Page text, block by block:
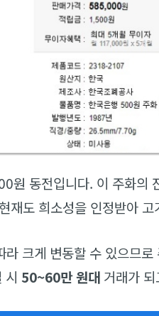
원 동전입니다. 이 주화의
재도 희소성을 인정받아
크게 변동할 수 있으므
시 50~60만 원대 거래가